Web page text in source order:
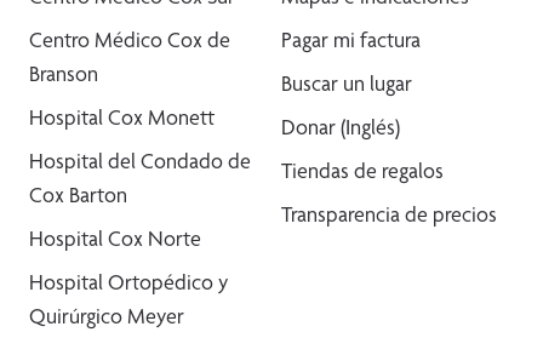
Centro Médico Cox de
Branson
Hospital Cox Monett
Hospital del Condado de
Cox Barton
Hospital Cox Norte
Hospital Ortopédico y
Quirúrgico Meyer
Pagar mi factura
Buscar un lugar
Donar (Inglés)
Tiendas de regalos
Transparencia de precios